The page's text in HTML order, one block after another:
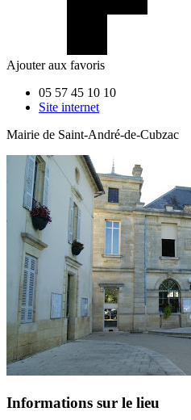
Ajouter aux favoris
05 57 45 10 10
Site internet
Mairie de Saint-André-de-Cubzac
Informations sur le lieu